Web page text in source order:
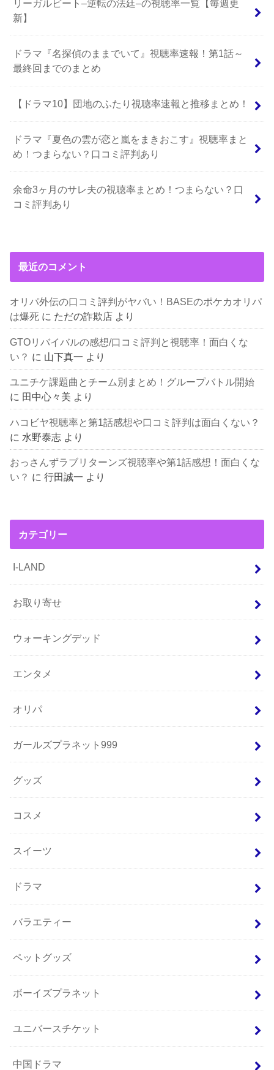
リーガルビート–逆転の法廷–の視聴率一覧【毎週更
新】
ドラマ『名探偵のままでいて』視聴率速報！第1話～
最終回までのまとめ
【ドラマ10】団地のふたり視聴率速報と推移まとめ！
ドラマ『夏色の雲が恋と嵐をまきおこす』視聴率まと
め！つまらない？口コミ評判あり
余命3ヶ月のサレ夫の視聴率まとめ！つまらない？口
コミ評判あり
最近のコメント
オリパ外伝の口コミ評判がヤバい！BASEのポケカオリパ
は爆死 に ただの詐欺店 より
GTOリバイバルの感想/口コミ評判と視聴率！面白くな
い？ に 山下真一 より
ユニチケ課題曲とチーム別まとめ！グループバトル開始
に 田中心々美 より
ハコビヤ視聴率と第1話感想や口コミ評判は面白くない？
に 水野泰志 より
おっさんずラブリターンズ視聴率や第1話感想！面白くな
い？ に行田誠一 より
カテゴリー
I-LAND
お取り寄せ
ウォーキングデッド
エンタメ
オリパ
ガールズプラネット999
グッズ
コスメ
スイーツ
ドラマ
バラエティー
ペットグッズ
ボーイズプラネット
ユニバースチケット
中国ドラマ